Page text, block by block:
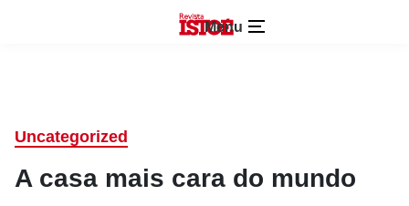
Menu
Uncategorized
A casa mais cara do mundo